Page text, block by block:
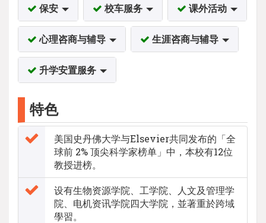
保安 校车服务 课外活动
心理咨商与辅导 生涯咨商与辅导
升学安置服务
特色
美国史丹佛大学与Elsevier共同发布的「全
球前 2% 顶尖科学家榜单」中，本校有12位
教授进榜。
设有生物资源学院、工学院、人文及管理学
院、电机资讯学院四大学院，並著重於跨域
學習。